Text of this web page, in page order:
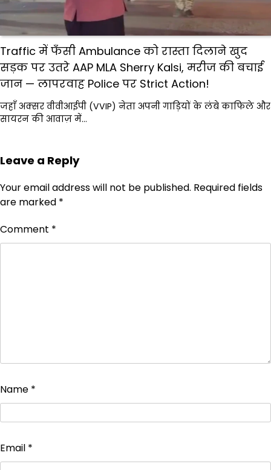
Traffic में फँसी Ambulance को रास्ता दिलाने खुद
सड़क पर उतरे AAP MLA Sherry Kalsi, मरीज की बचाई
जान — लापरवाह Police पर Strict Action!
जहाँ अक्सर वीवीआईपी (VVIP) नेता अपनी गाड़ियों के लंबे काफिले और
सायरन की आवाज़ में…
Leave a Reply
Your email address will not be published. Required fields
are marked *
Comment *
Name *
Email *